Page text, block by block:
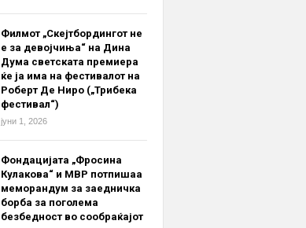
Филмот „Скејтбордингот не
е за девојчиња“ на Дина
Дума светската премиера
ќе ја има на фестивалот на
Роберт Де Ниро („Трибека
фестивал“)
јуни 1, 2026
Фондацијата „Фросина
Кулакова“ и МВР потпишаа
меморандум за заедничка
борба за поголема
безбедност во сообраќајот